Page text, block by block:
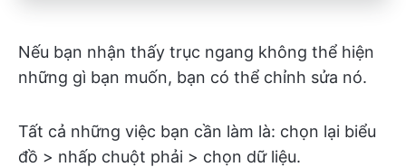
Nếu bạn nhận thấy trục ngang không thể hiện
những gì bạn muốn, bạn có thể chỉnh sửa nó.
Tất cả những việc bạn cần làm là: chọn lại biểu
đồ > nhấp chuột phải > chọn dữ liệu.